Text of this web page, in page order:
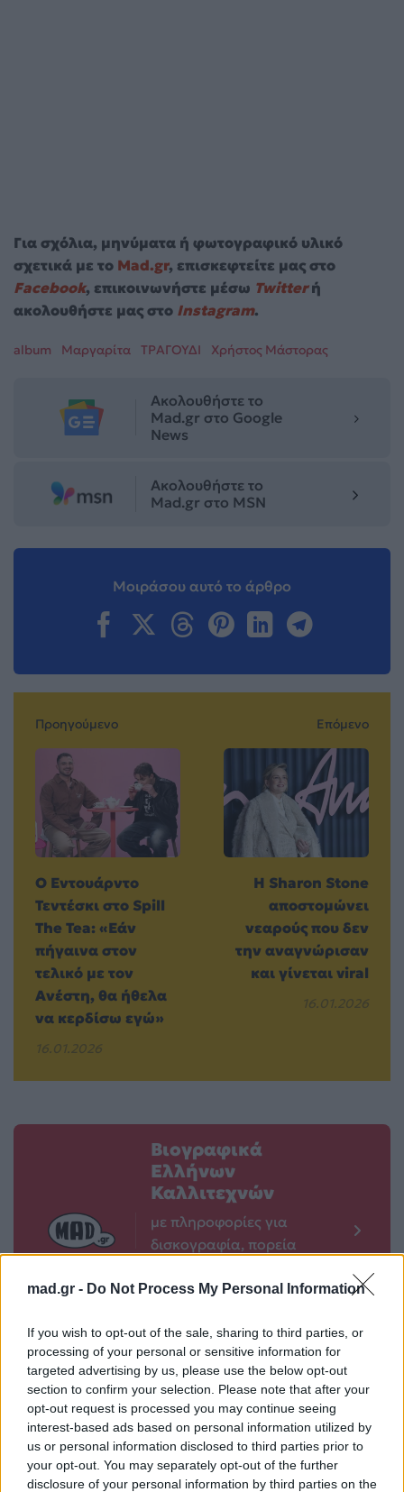
mad.gr - Do Not Process My Personal Information
If you wish to opt-out of the sale, sharing to third parties, or
processing of your personal or sensitive information for
targeted advertising by us, please use the below opt-out
section to confirm your selection. Please note that after your
opt-out request is processed you may continue seeing
interest-based ads based on personal information utilized by
us or personal information disclosed to third parties prior to
your opt-out. You may separately opt-out of the further
disclosure of your personal information by third parties on the
Για σχόλια, μηνύματα ή φωτογραφικό υλικό
σχετικά με το Mad.gr, επισκεφτείτε μας στο
Facebook, επικοινωνήστε μέσω Twitterή
ακολουθήστε μας στο Instagram.
album Μαργαρίτα ΤΡΑΓΟΥΔΙ Χρήστος Μάστορας
Ακολουθήστε το
Mad.gr στο Google
News
Ακολουθήστε το
Mad.gr στο MSN
Μοιράσου αυτό το άρθρο
Προηγούμενο
Ο Εντουάρντο
Τεντέσκι στο Spill
The Tea: «Εάν
πήγαινα στον
τελικό με τον
Ανέστη, θα ήθελα
να κερδίσω εγώ»
16.01.2026
Επόμενο
H Sharon Stone
αποστομώνει
νεαρούς που δεν
την αναγνώρισαν
και γίνεται viral
16.01.2026
Βιογραφικά
Ελλήνων
Καλλιτεχνών
με πληροφορίες για
δισκογραφία, πορεία
τους στην ελληνική
Δες επίσης